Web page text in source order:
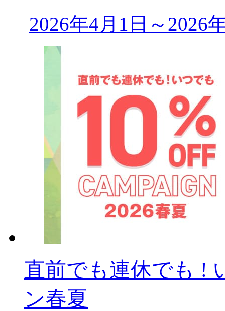
2026年4月1日～2026
直前でも連休でも !
ン春夏